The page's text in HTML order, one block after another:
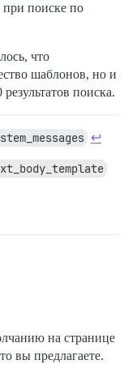
при поиске по
что
шаблонов, но и
поиска.
↩︎
на странице
вы предлагаете.